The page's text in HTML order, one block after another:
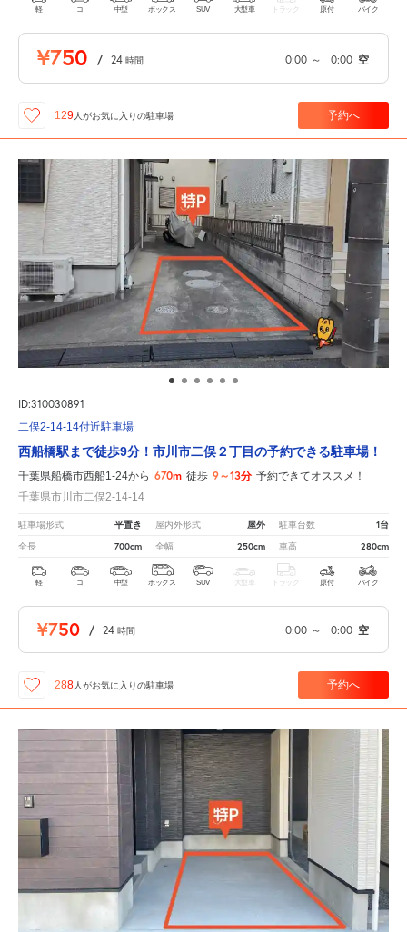
軽 コ 中型 ボックス SUV 大型車 トラック 原付 バイク
¥750 / 24 時間 0:00 ～ 0:00 空
129人がお気に入りの駐車場 予約へ
ID:310030891
二俣2-14-14付近駐車場
西船橋駅まで徒歩9分！市川市二俣２丁目の予約できる駐車場！
千葉県船橋市西船1-24から 670m 徒歩 9～13分 予約できてオススメ！
千葉県市川市二俣2-14-14
駐車場形式 平置き 屋内外形式 屋外 駐車台数 1台
全長 700cm 全幅 250cm 車高 280cm
軽 コ 中型 ボックス SUV 大型車 トラック 原付 バイク
¥750 / 24 時間 0:00 ～ 0:00 空
288人がお気に入りの駐車場 予約へ